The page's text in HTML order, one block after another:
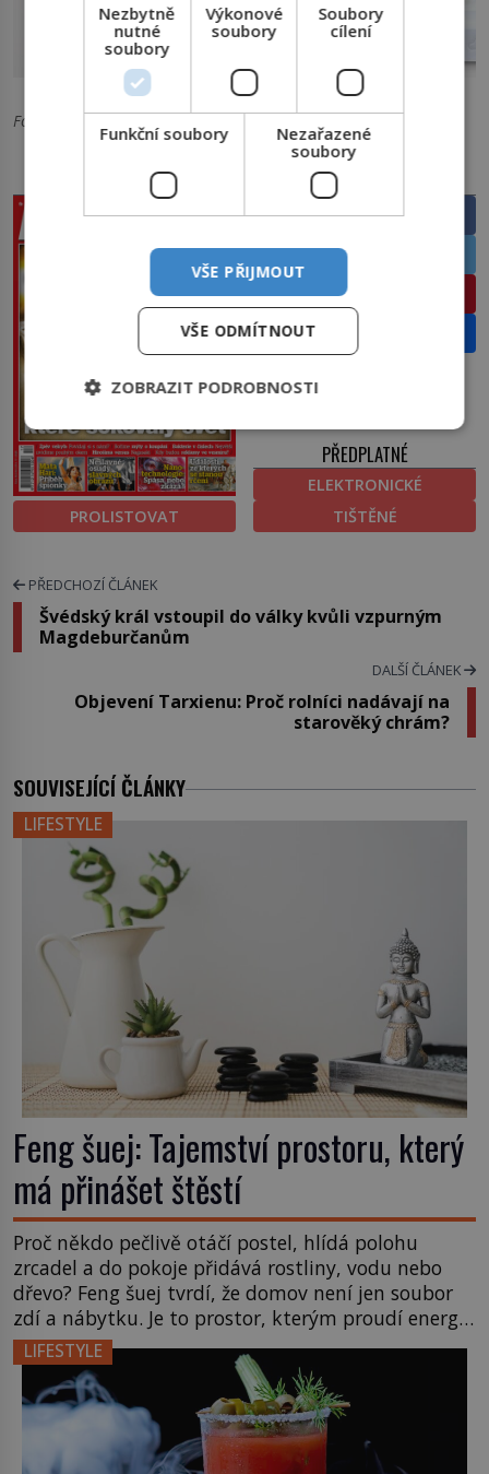
Zahradničení je teď i pro geeky. Foto: LeafLearn
Foto:
PRÁVĚ V PRODEJI
PROLISTOVAT
SDÍLEJTE ČLÁNEK
Facebook
Twitter
Pinterest
PŘEDPLATNÉ
ELEKTRONICKÉ
TIŠTĚNÉ
PŘEDCHOZÍ ČLÁNEK
Švédský král vstoupil do války kvůli vzpurným
Magdeburčanům
DALŠÍ ČLÁNEK
Objevení Tarxienu: Proč rolníci nadávají na
starověký chrám?
SOUVISEJÍCÍ ČLÁNKY
LIFESTYLE
Feng šuej: Tajemství prostoru, který
má přinášet štěstí
Proč někdo pečlivě otáčí postel, hlídá polohu
zrcadel a do pokoje přidává rostliny, vodu nebo
dřevo? Feng šuej tvrdí, že domov není jen soubor
zdí a nábytku. Je to prostor, kterým proudí energie
čchi a jeho uspořádání může ovlivňovat, jak se v
něm člověk cítí. Feng šuej má kořeny ve staré Číně
a jeho historie […]
LIFESTYLE
Nezbytně
nutné
soubory
Výkonové
soubory
Soubory
cílení
Funkční soubory
Nezařazené
soubory
VŠE PŘIJMOUT
VŠE ODMÍTNOUT
ZOBRAZIT PODROBNOSTI